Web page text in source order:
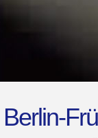
Berlin-